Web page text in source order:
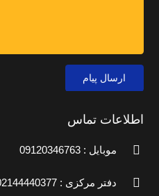
ارسال پیام
اطلاعات تماس
موبایل : 09120346763
دفتر مرکزی : 02144440377